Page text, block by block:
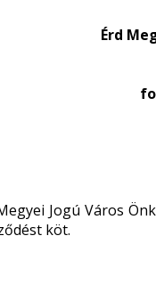
Érd
Jogú Város
köt.